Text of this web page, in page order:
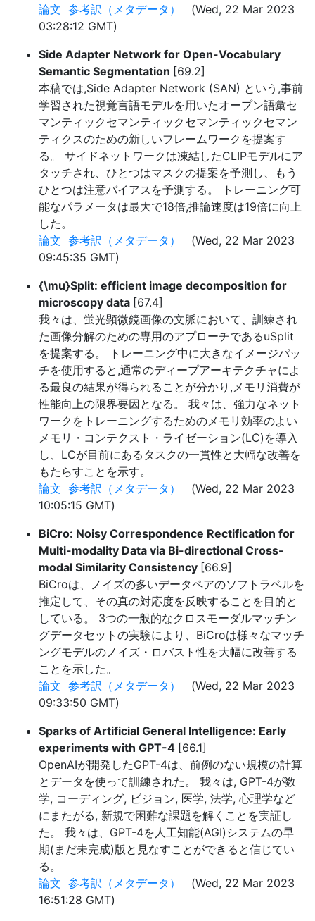
論文 参考訳（メタデータ）
(Wed, 22 Mar 2023
03:28:12 GMT)
Side Adapter Network for Open-Vocabulary
Semantic Segmentation [69.2]
本稿では,Side Adapter Network (SAN) という,事前
学習された視覚言語モデルを用いたオープン語彙セ
マンティックセマンティックセマンティックセマン
ティクスのための新しいフレームワークを提案す
る。 サイドネットワークは凍結したCLIPモデルにア
タッチされ、ひとつはマスクの提案を予測し、もう
ひとつは注意バイアスを予測する。 トレーニング可
能なパラメータは最大で18倍,推論速度は19倍に向上
した。
論文 参考訳（メタデータ）
(Wed, 22 Mar 2023
09:45:35 GMT)
{\mu}Split: efficient image decomposition for
microscopy data [67.4]
我々は、蛍光顕微鏡画像の文脈において、訓練され
た画像分解のための専用のアプローチであるuSplit
を提案する。 トレーニング中に大きなイメージパッ
チを使用すると,通常のディープアーキテクチャによ
る最良の結果が得られることが分かり,メモリ消費が
性能向上の限界要因となる。 我々は、強力なネット
ワークをトレーニングするためのメモリ効率のよい
メモリ・コンテクスト・ライゼーション(LC)を導入
し、LCが目前にあるタスクの一貫性と大幅な改善を
もたらすことを示す。
論文 参考訳（メタデータ）
(Wed, 22 Mar 2023
10:05:15 GMT)
BiCro: Noisy Correspondence Rectification for
Multi-modality Data via Bi-directional Cross-
modal Similarity Consistency [66.9]
BiCroは、ノイズの多いデータペアのソフトラベルを
推定して、その真の対応度を反映することを目的と
している。 3つの一般的なクロスモーダルマッチン
グデータセットの実験により、BiCroは様々なマッチ
ングモデルのノイズ・ロバスト性を大幅に改善する
ことを示した。
論文 参考訳（メタデータ）
(Wed, 22 Mar 2023
09:33:50 GMT)
Sparks of Artificial General Intelligence: Early
experiments with GPT-4 [66.1]
OpenAIが開発したGPT-4は、前例のない規模の計算
とデータを使って訓練された。 我々は, GPT-4が数
学, コーディング, ビジョン, 医学, 法学, 心理学など
にまたがる, 新規で困難な課題を解くことを実証し
た。 我々は、GPT-4を人工知能(AGI)システムの早
期(まだ未完成)版と見なすことができると信じてい
る。
論文 参考訳（メタデータ）
(Wed, 22 Mar 2023
16:51:28 GMT)